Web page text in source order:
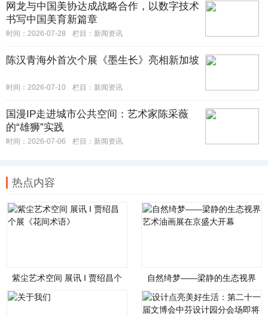
网龙与中国美协达成战略合作，以数字技术
书写中国美育新篇章
时间：2026-07-28 栏目： 新闻资讯
陈汉青海外首次个展《墨生长》亮相新加坡
时间：2026-07-10 栏目： 新闻资讯
国漫IP走进城市公共空间：艺术家陈采薇
的“雄狮”实践
时间：2026-07-06 栏目： 新闻资讯
热点内容
紫尘艺术空间 展讯 I 贾绍昌个
自然绮梦——梁静的生态视界